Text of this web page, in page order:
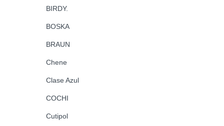
BIRDY.
BOSKA
BRAUN
Chene
Clase Azul
COCHI
Cutipol